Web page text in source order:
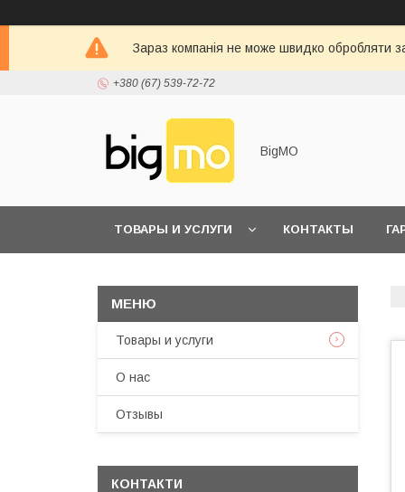
Зараз компанія не може швидко обробляти
+380 (67) 539-72-72
BigMO
ТОВАРЫ И УСЛУГИ КОНТАКТЫ
Товары и услуги
О нас
Отзывы
КОНТАКТИ